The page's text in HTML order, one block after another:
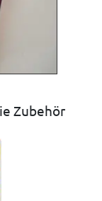
Zubehör